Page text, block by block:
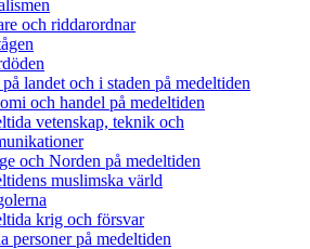
och riddarordnar
landet och i staden på medeltiden
och handel på medeltiden
vetenskap, teknik och
och Norden på medeltiden
muslimska värld
krig och försvar
personer på medeltiden